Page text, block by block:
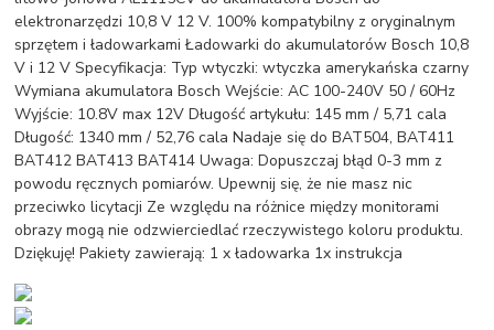
elektronarzędzi 10,8 V 12 V. 100% kompatybilny z oryginalnym
sprzętem i ładowarkami Ładowarki do akumulatorów Bosch 10,8
V i 12 V Specyfikacja: Typ wtyczki: wtyczka amerykańska czarny
Wymiana akumulatora Bosch Wejście: AC 100-240V 50 / 60Hz
Wyjście: 10.8V max 12V Długość artykułu: 145 mm / 5,71 cala
Długość: 1340 mm / 52,76 cala Nadaje się do BAT504, BAT411
BAT412 BAT413 BAT414 Uwaga: Dopuszczaj błąd 0-3 mm z
powodu ręcznych pomiarów. Upewnij się, że nie masz nic
przeciwko licytacji Ze względu na różnice między monitorami
obrazy mogą nie odzwierciedlać rzeczywistego koloru produktu.
Dziękuję! Pakiety zawierają: 1 x ładowarka 1x instrukcja